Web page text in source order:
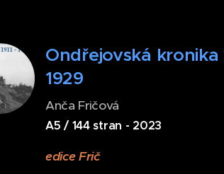
Ondřejovská kronika
1929
Anča Fričová
A5 / 144 stran - 2023
edice Frič